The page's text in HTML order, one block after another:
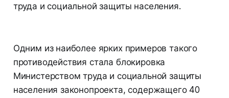
труда и социальной защиты населения.
Одним из наиболее ярких примеров такого
противодействия стала блокировка
Министерством труда и социальной защиты
населения законопроекта, содержащего 40